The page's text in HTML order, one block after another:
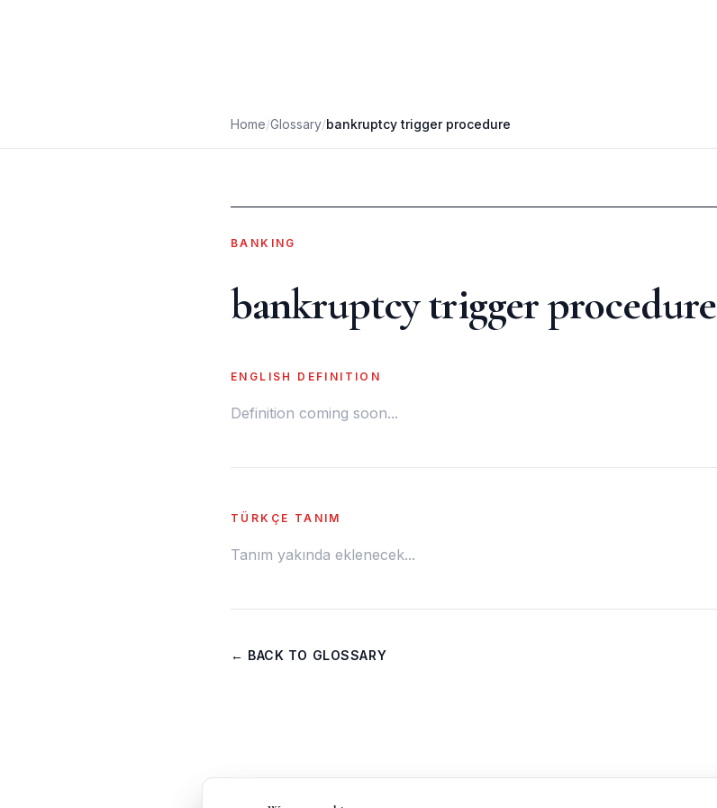
Home/Glossary/bankruptcy trigger procedure
BANKING
bankruptcy trigger procedure
ENGLISH DEFINITION
Definition coming soon...
TÜRKÇE TANIM
Tanım yakında eklenecek...
← BACK TO GLOSSARY